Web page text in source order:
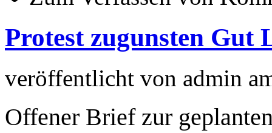
Protest zugunsten Gut
veröffentlicht von admin
Offener Brief zur